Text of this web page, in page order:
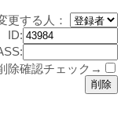
更する人：
ID:
除確認チェック→